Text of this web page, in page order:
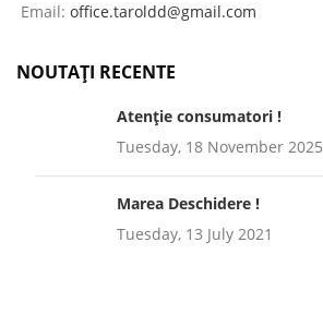
Email: office.taroldd@gmail.com
NOUTAȚI RECENTE
Atenție consumatori !
Tuesday, 18 November 2025
Marea Deschidere !
Tuesday, 13 July 2021